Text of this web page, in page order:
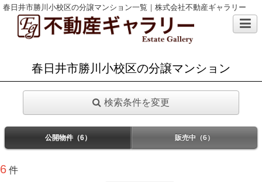
春日井市勝川小校区の分譲マンション一覧｜株式会社不動産ギャラリー
春日井市勝川小校区の分譲マンション
検索条件を変更
公開物件（6） 販売中（6）
6 件